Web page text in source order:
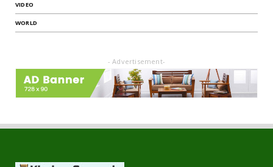
VIDEO
WORLD
- Advertisement-